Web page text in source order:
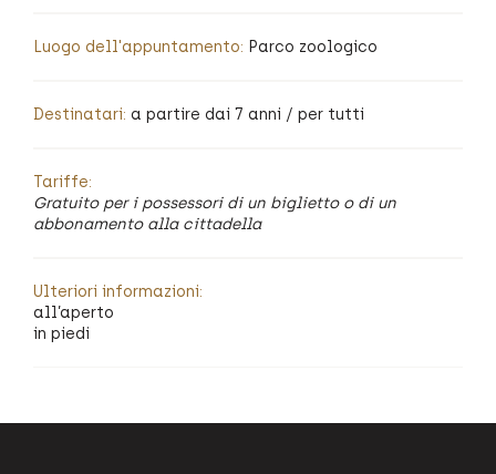
Luogo dell'appuntamento: Parco zoologico
Destinatari: a partire dai 7 anni / per tutti
Tariffe:
Gratuito per i possessori di un biglietto o di un
abbonamento alla cittadella
Ulteriori informazioni:
all’aperto
in piedi